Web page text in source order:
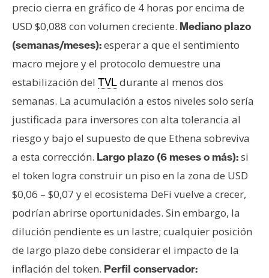
precio cierra en gráfico de 4 horas por encima de
USD $0,088 con volumen creciente. Mediano plazo
(semanas/meses):esperar a que el sentimiento
macro mejore y el protocolo demuestre una
estabilización del TVLdurante al menos dos
semanas. La acumulación a estos niveles solo sería
justificada para inversores con alta tolerancia al
riesgo y bajo el supuesto de que Ethena sobreviva
a esta corrección. Largo plazo (6 meses o más):si
el token logra construir un piso en la zona de USD
$0,06 – $0,07 y el ecosistema DeFi vuelve a crecer,
podrían abrirse oportunidades. Sin embargo, la
dilución pendiente es un lastre; cualquier posición
de largo plazo debe considerar el impacto de la
inflación del token. Perfil conservador: